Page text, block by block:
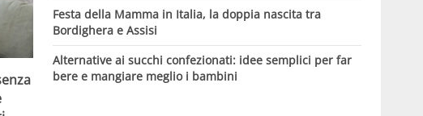
Festa della Mamma in Italia, la doppia nascita tra
Bordighera e Assisi
Alternative ai succhi confezionati: idee semplici per far
bere e mangiare meglio i bambini